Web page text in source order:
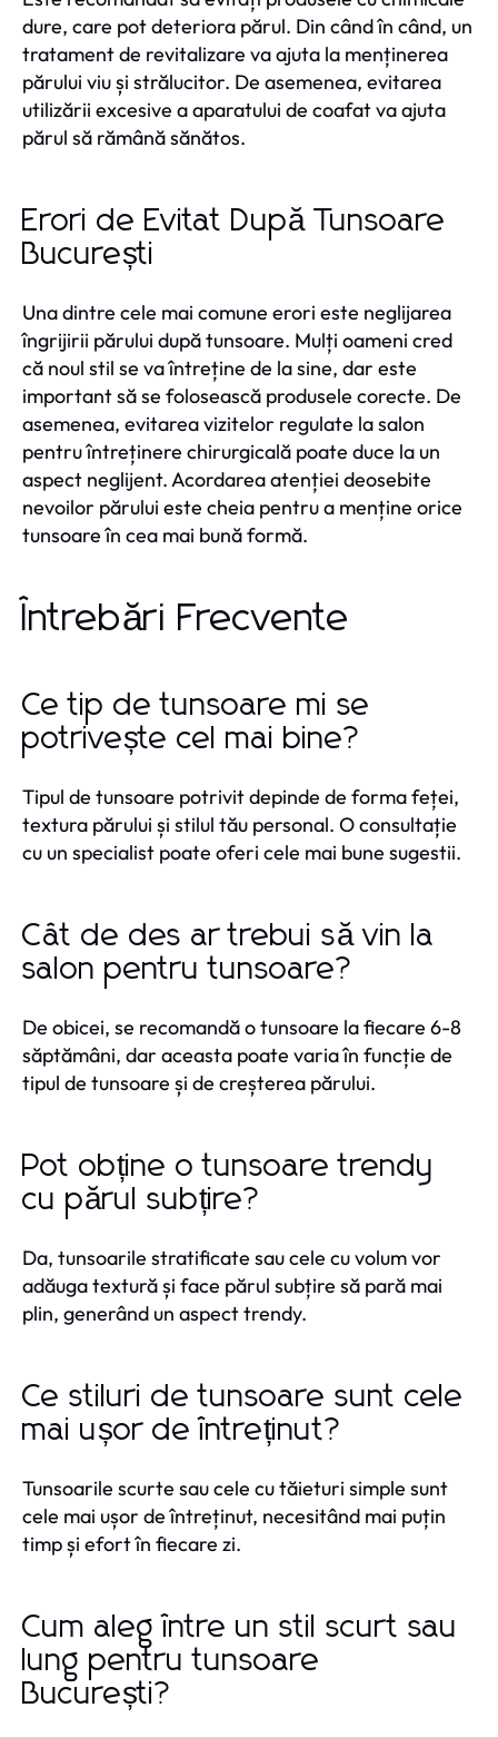
dure, care pot deteriora părul. Din când în când, un
tratament de revitalizare va ajuta la menținerea
părului viu și strălucitor. De asemenea, evitarea
utilizării excesive a aparatului de coafat va ajuta
părul să rămână sănătos.
Erori de Evitat După Tunsoare
București
Una dintre cele mai comune erori este neglijarea
îngrijirii părului după tunsoare. Mulți oameni cred
că noul stil se va întreține de la sine, dar este
important să se folosească produsele corecte. De
asemenea, evitarea vizitelor regulate la salon
pentru întreținere chirurgicală poate duce la un
aspect neglijent. Acordarea atenției deosebite
nevoilor părului este cheia pentru a menține orice
tunsoare în cea mai bună formă.
Întrebări Frecvente
Ce tip de tunsoare mi se
potrivește cel mai bine?
Tipul de tunsoare potrivit depinde de forma feței,
textura părului și stilul tău personal. O consultație
cu un specialist poate oferi cele mai bune sugestii.
Cât de des ar trebui să vin la
salon pentru tunsoare?
De obicei, se recomandă o tunsoare la fiecare 6-8
săptămâni, dar aceasta poate varia în funcție de
tipul de tunsoare și de creșterea părului.
Pot obține o tunsoare trendy
cu părul subțire?
Da, tunsoarile stratificate sau cele cu volum vor
adăuga textură și face părul subțire să pară mai
plin, generând un aspect trendy.
Ce stiluri de tunsoare sunt cele
mai ușor de întreținut?
Tunsoarile scurte sau cele cu tăieturi simple sunt
cele mai ușor de întreținut, necesitând mai puțin
timp și efort în fiecare zi.
Cum aleg între un stil scurt sau
lung pentru tunsoare
București?